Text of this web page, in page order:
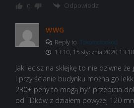
0 Odpowiedz
WWG
Reply to Tokomotookod
13:10, 15 stycznia 2020 13:10
Jak lecisz na sklejkę to nie dziwne że
i przy ścianie budynku można go
230+ peny to mogą być przebicia
od TDków z działem powyżej 120